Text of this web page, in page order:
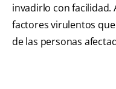
invadirlo con facilidad.
factores virulentos
de las personas